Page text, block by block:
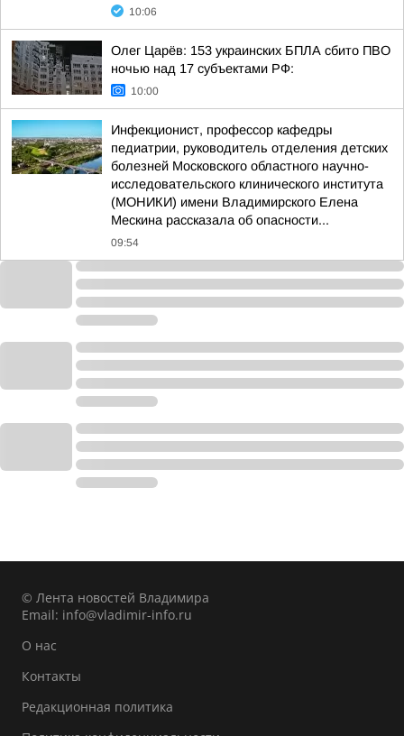
10:06
Олег Царёв: 153 украинских БПЛА сбито ПВО
ночью над 17 субъектами РФ:
10:00
Инфекционист, профессор кафедры
педиатрии, руководитель отделения детских
болезней Московского областного научно-
исследовательского клинического института
(МОНИКИ) имени Владимирского Елена
Мескина рассказала об опасности...
09:54
© Лента новостей Владимира
Email: info@vladimir-info.ru
О нас
Контакты
Редакционная политика